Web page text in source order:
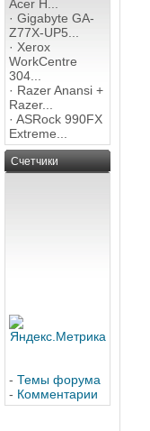
Acer H...
· Gigabyte GA-
Z77X-UP5...
· Xerox
WorkCentre
304...
· Razer Anansi +
Razer...
· ASRock 990FX
Extreme...
Счетчики
- Темы форума
- Комментарии